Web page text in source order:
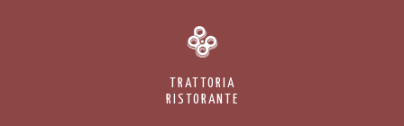
TRATTORIA
RISTORANTE